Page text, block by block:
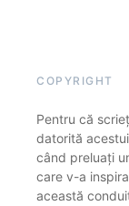
COPYRIGHT
Pentru că
datorită
când preluați
care v-a
această